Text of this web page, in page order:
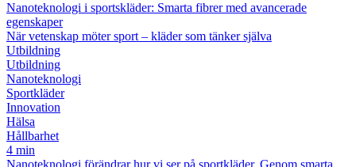
Nanoteknologi i sportskläder: Smarta fibrer med avancerade
egenskaper
När vetenskap möter sport – kläder som tänker själva
Utbildning
Utbildning
Nanoteknologi
Sportkläder
Innovation
Hälsa
Hållbarhet
4 min